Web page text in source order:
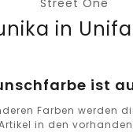
Street One
in
ist
Farben werden
in den